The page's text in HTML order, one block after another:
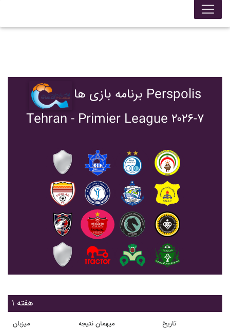
برنامه بازی ها Perspolis
Tehran - Primier League ۲۰۲۶-۷
هفته ۱
میزبان نتیجه میهمان تاریخ